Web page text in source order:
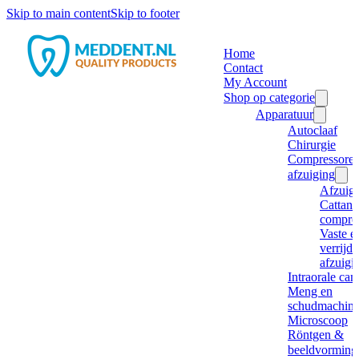
Skip to main contentSkip to footer
Home
Contact
My Account
Shop op categorie
Apparatuur
Autoclaaf
Chirurgie
afzuiging
Cattani
Vaste
Intraorale
Meng en
Microscoop
Röntgen &
beeldvorming